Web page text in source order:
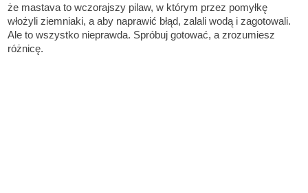
że mastava to wczorajszy pilaw, w którym przez pomyłkę
włożyli ziemniaki, a aby naprawić błąd, zalali wodą i zagotowali.
Ale to wszystko nieprawda. Spróbuj gotować, a zrozumiesz
różnicę.